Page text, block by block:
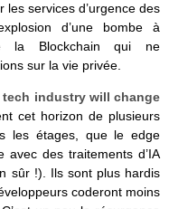
services d’urgence des
d’une bombe à
la Blockchain qui ne
sur la vie privée.
industry will change
cet horizon de plusieurs
les étages, que le edge
des traitements d’IA
sûr !). Ils sont plus hardis
coderont moins